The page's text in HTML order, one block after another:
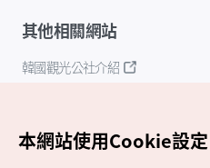
其他相關網站
韓國觀光公社介紹
本網站使用Cookie設定